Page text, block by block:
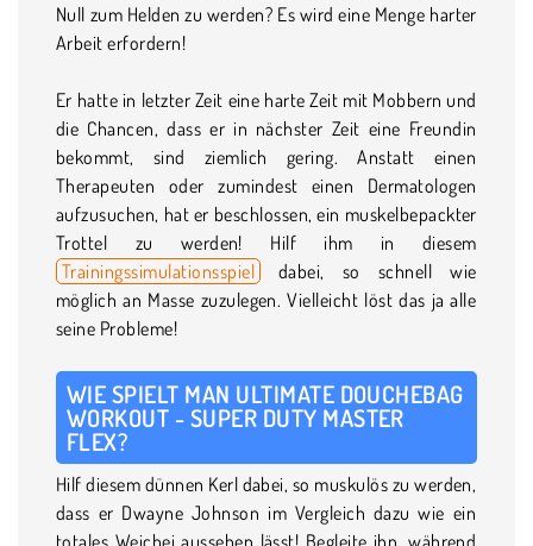
Null zum Helden zu werden? Es wird eine Menge harter
Arbeit erfordern!
Er hatte in letzter Zeit eine harte Zeit mit Mobbern und
die Chancen, dass er in nächster Zeit eine Freundin
bekommt, sind ziemlich gering. Anstatt einen
Therapeuten oder zumindest einen Dermatologen
aufzusuchen, hat er beschlossen, ein muskelbepackter
Trottel zu werden! Hilf ihm in diesem
Trainingssimulationsspiel
dabei, so schnell wie
möglich an Masse zuzulegen. Vielleicht löst das ja alle
seine Probleme!
WIE SPIELT MAN ULTIMATE DOUCHEBAG
WORKOUT - SUPER DUTY MASTER
FLEX?
Hilf diesem dünnen Kerl dabei, so muskulös zu werden,
dass er Dwayne Johnson im Vergleich dazu wie ein
totales Weichei aussehen lässt! Begleite ihn, während